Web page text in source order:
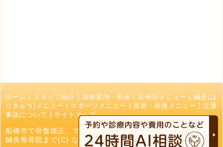
ホーム スタッフ紹介 施術案内・料金 症例別メニュー
鍼灸(は
りきゅう)メニュー
スポーツメニュー 産前・産後メニュー
交通
事故について
サイトマップ
船橋市で骨盤矯正、マッサージ、接骨院でお探しの方はなかお
鍼灸整骨院まで(C) なかお鍼灸接骨院 All Right Reserved.